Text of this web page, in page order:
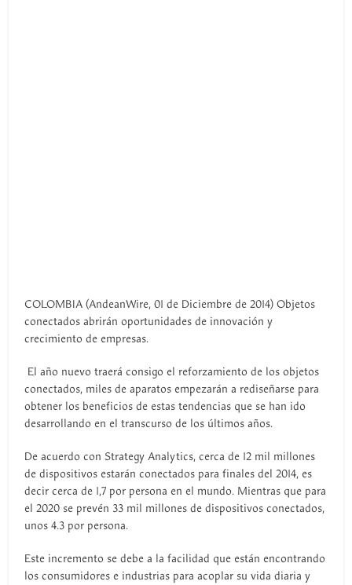
COLOMBIA (AndeanWire, 01 de Diciembre de 2014) Objetos
conectados abrirán oportunidades de innovación y
crecimiento de empresas.
El año nuevo traerá consigo el reforzamiento de los objetos
conectados, miles de aparatos empezarán a rediseñarse para
obtener los beneficios de estas tendencias que se han ido
desarrollando en el transcurso de los últimos años.
De acuerdo con Strategy Analytics, cerca de 12 mil millones
de dispositivos estarán conectados para finales del 2014, es
decir cerca de 1,7 por persona en el mundo. Mientras que para
el 2020 se prevén 33 mil millones de dispositivos conectados,
unos 4.3 por persona.
Este incremento se debe a la facilidad que están encontrando
los consumidores e industrias para acoplar su vida diaria y